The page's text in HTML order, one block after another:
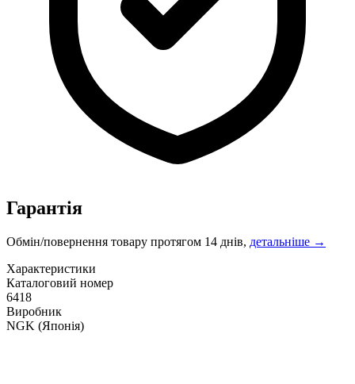
Гарантія
Обмін/повернення товару протягом 14 днів, детальніше →
Характеристики
Каталоговий номер
6418
Виробник
NGK (Японія)